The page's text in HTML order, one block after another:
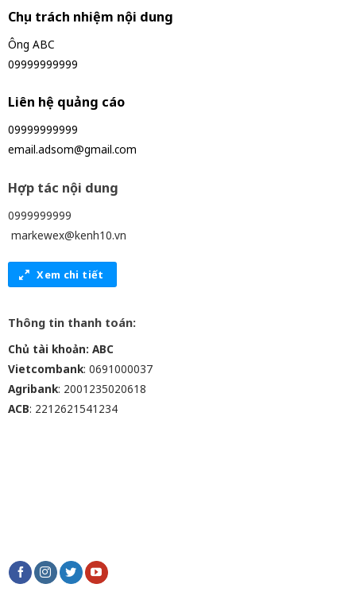
Chịu trách nhiệm nội dung
Ông ABC
09999999999
Liên hệ quảng cáo
09999999999
email.adsom@gmail.com
Hợp tác nội dung
0999999999
markewex@kenh10.vn
Xem chi tiết
Thông tin thanh toán:
Chủ tài khoản: ABC
Vietcombank: 0691000037
Agribank: 2001235020618
ACB: 2212621541234